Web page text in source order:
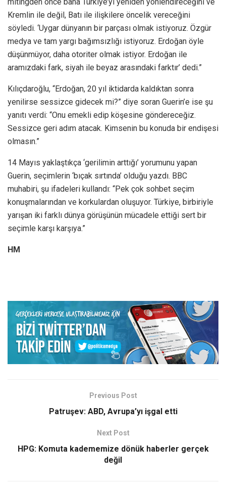
Kremlin ile değil, Batı ile ilişkilere öncelik vereceğini
söyledi. ‘Uygar dünyanın bir parçası olmak istiyoruz. Özgür
medya ve tam yargı bağımsızlığı istiyoruz. Erdoğan öyle
düşünmüyor, daha otoriter olmak istiyor. Erdoğan ile
aramızdaki fark, siyah ile beyaz arasındaki farktır’ dedi.”
Kılıçdaroğlu, “Erdoğan, 20 yıl iktidarda kaldıktan sonra
yenilirse sessizce gidecek mi?” diye soran Guerin’e ise şu
yanıtı verdi: “Onu emekli edip köşesine göndereceğiz.
Sessizce geri adım atacak. Kimsenin bu konuda bir endişesi
olmasın.”
14 Mayıs yaklaştıkça ‘gerilimin arttığı’ yorumunu yapan
Guerin, seçimlerin ‘bıçak sırtında’ olduğu yazdı. BBC
muhabiri, şu ifadeleri kullandı: “Pek çok sohbet seçim
konuşmalarından ve korkulardan oluşuyor. Türkiye, birbiriyle
yarışan iki farklı dünya görüşünün mücadele ettiği sert bir
seçimle karşı karşıya.”
HM
Previous Post
Patruşev: ABD, Avrupa’yı işgal etti
Next Post
HPG: Komuta kadememize dönük haberler gerçek
değil